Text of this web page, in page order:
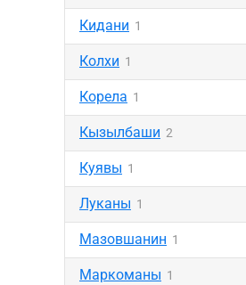
Кидани 1
Колхи 1
Корела 1
Кызылбаши 2
Куявы 1
Луканы 1
Мазовшанин 1
Маркоманы 1